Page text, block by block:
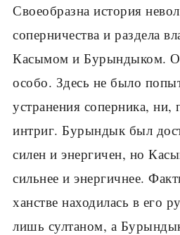
Своеобразна история
соперничества и раздела
Касымом и Бурындыком. О
особо. Здесь не было
устранения соперника,
интриг. Бурындык был
силен и энергичен, но
сильнее и энергичнее.
ханстве находилась в его
лишь султаном, а